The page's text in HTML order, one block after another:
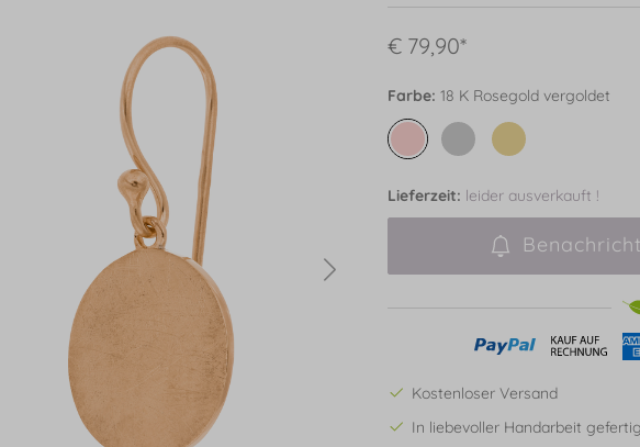
€ 79,90*
Farbe: 18 K Rosegold vergoldet
Lieferzeit: leider ausverkauft !
Kostenloser Versand
In liebevoller Handarbeit